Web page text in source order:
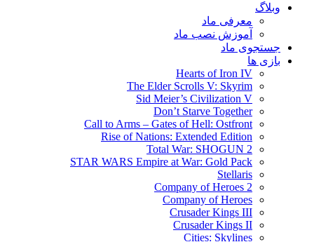
وبلاگ
معرفی ماد
آموزش نصب ماد
جستجوی ماد
بازی ها
Hearts of Iron IV
The Elder Scrolls V: Skyrim
Sid Meier’s Civilization V
Don’t Starve Together
Call to Arms – Gates of Hell: Ostfront
Rise of Nations: Extended Edition
Total War: SHOGUN 2
STAR WARS Empire at War: Gold Pack
Stellaris
Company of Heroes 2
Company of Heroes
Crusader Kings III
Crusader Kings II
Cities: Skylines